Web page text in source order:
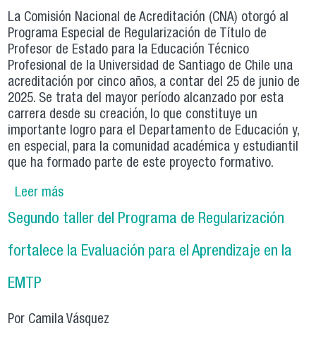
La Comisión Nacional de Acreditación (CNA) otorgó al
Programa Especial de Regularización de Título de
Profesor de Estado para la Educación Técnico
Profesional de la Universidad de Santiago de Chile una
acreditación por cinco años, a contar del 25 de junio de
2025. Se trata del mayor período alcanzado por esta
carrera desde su creación, lo que constituye un
importante logro para el Departamento de Educación y,
en especial, para la comunidad académica y estudiantil
que ha formado parte de este proyecto formativo.
Leer mássobre Programa de Regularización para la
Enseñanza Técnico Profesional de la USACH
obtiene acreditación por cinco años
Segundo taller del Programa de Regularización
fortalece la Evaluación para el Aprendizaje en la
EMTP
Por Camila Vásquez